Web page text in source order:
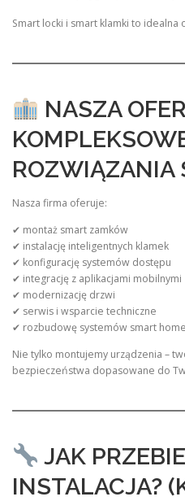
Smart locki i smart klamki to
NASZA
ROZWIĄZANIA
Nasza firma oferuje:
✔ montaż smart zamków
✔ instalację inteligentnych klamek
✔ konfigurację systemów dostępu
✔ integrację z aplikacjami mobilnymi
✔ modernizację drzwi
✔ serwis i wsparcie techniczne
✔ rozbudowę systemów smart home
Nie tylko montujemy urządzenia –
bezpieczeństwa dopasowane do
JAK
INSTALACJA?